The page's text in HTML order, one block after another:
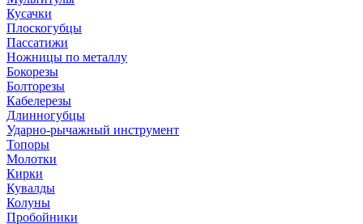
Кусачки
Плоскогубцы
Пассатижи
Ножницы по металлу
Бокорезы
Болторезы
Кабелерезы
Длинногубцы
Ударно-рычажный инструмент
Топоры
Молотки
Кирки
Кувалды
Колуны
Пробойники